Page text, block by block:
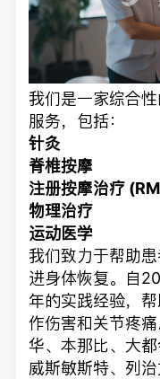
我们是一家综合
服务，包括：
针灸
脊椎按摩
注册按摩治疗
物理治疗
运动医学
我们致力于帮助
进身体恢复。自
年的实践经验，
作伤害和关节疼
华、本那比、大
威斯敏斯特、列